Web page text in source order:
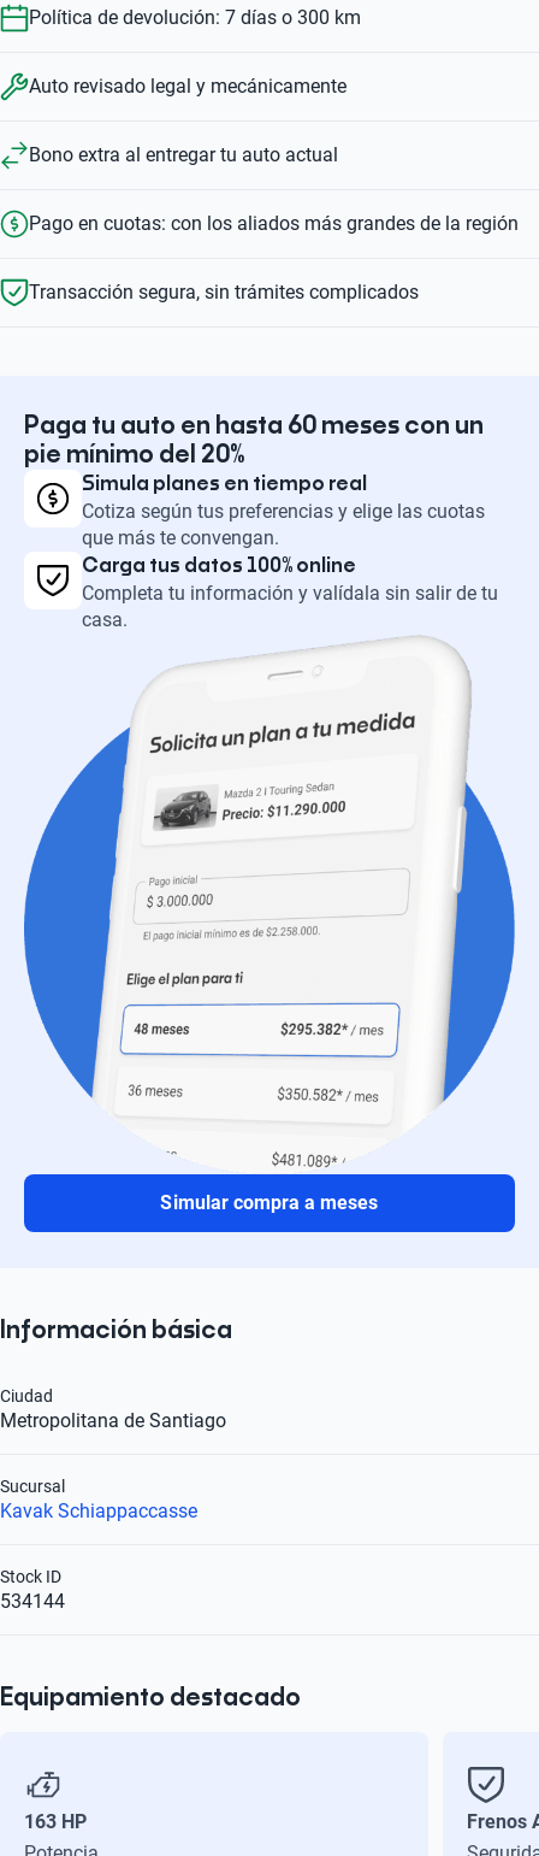
Política de devolución: 7 días o 300 km
Auto revisado legal y mecánicamente
Bono extra al entregar tu auto actual
Pago en cuotas: con los aliados más grandes de la región
Transacción segura, sin trámites complicados
Paga tu auto en hasta 60 meses con un
pie mínimo del 20%
Simula planes en tiempo real
Cotiza según tus preferencias y elige las cuotas
que más te convengan.
Carga tus datos 100% online
Completa tu información y valídala sin salir de tu
casa.
Simular compra a meses
Información básica
Metropolitana de Santiago
Ciudad
Kavak Schiappaccasse
Sucursal
534144
Stock ID
Equipamiento destacado
163 HP
Frenos